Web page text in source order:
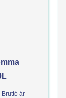
Bruttó ár